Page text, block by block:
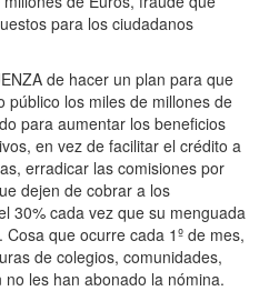
para los ciudadanos
de hacer un plan para que
público los miles de millones de
para aumentar los beneficios
en vez de facilitar el crédito a
erradicar las comisiones por
dejen de cobrar a los
30% cada vez que su menguada
que ocurre cada 1º de mes,
de colegios, comunidades,
les han abonado la nómina.